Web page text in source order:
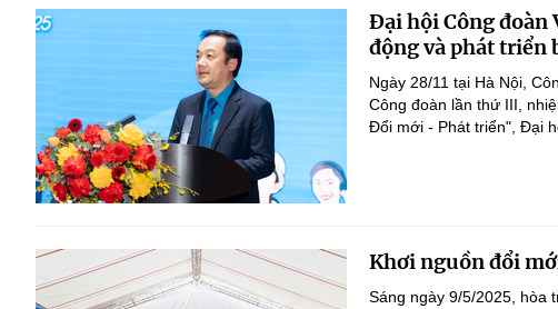
Đại hội Công
động và phát triển
Ngày 28/11 tại Hà Nội,
Công đoàn lần thứ III,
Đổi mới - Phát triển", Đại
Khơi nguồn đổi
Sáng ngày 9/5/2025, hòa